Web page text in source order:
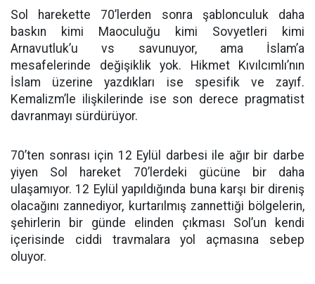
Sol harekette 70’lerden sonra şablonculuk daha
baskın kimi Maoculuğu kimi Sovyetleri kimi
Arnavutluk’u vs savunuyor, ama İslam’a
mesafelerinde değişiklik yok. Hikmet Kıvılcımlı’nın
İslam üzerine yazdıkları ise spesifik ve zayıf.
Kemalizm’le ilişkilerinde ise son derece pragmatist
davranmayı sürdürüyor.
70’ten sonrası için 12 Eylül darbesi ile ağır bir darbe
yiyen Sol hareket 70’lerdeki gücüne bir daha
ulaşamıyor. 12 Eylül yapıldığında buna karşı bir direniş
olacağını zannediyor, kurtarılmış zannettiği bölgelerin,
şehirlerin bir günde elinden çıkması Sol’un kendi
içerisinde ciddi travmalara yol açmasına sebep
oluyor.